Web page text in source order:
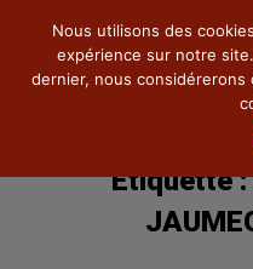
Ciné-ConcertÉtiquette :
Nous utilisons des
expérience sur notre
dernier, nous